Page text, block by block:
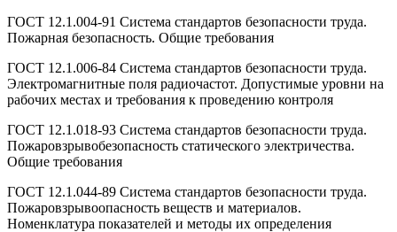
ГОСТ 12.1.004-91 Система стандартов безопасности труда.
Пожарная безопасность. Общие требования
ГОСТ 12.1.006-84 Система стандартов безопасности труда.
Электромагнитные поля радиочастот. Допустимые уровни на
рабочих местах и требования к проведению контроля
ГОСТ 12.1.018-93 Система стандартов безопасности труда.
Пожаровзрывобезопасность статического электричества.
Общие требования
ГОСТ 12.1.044-89 Система стандартов безопасности труда.
Пожаровзрывоопасность веществ и материалов.
Номенклатура показателей и методы их определения